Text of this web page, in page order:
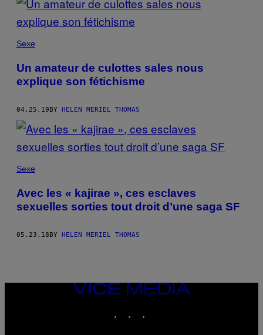
Sexe
Un amateur de culottes sales nous
explique son fétichisme
04.25.19BY HELEN MERIEL THOMAS
Sexe
Avec les « kajirae », ces esclaves
sexuelles sorties tout droit d’une saga SF
05.23.18BY HELEN MERIEL THOMAS
VICE
MEDIA